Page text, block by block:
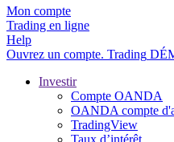
Mon compte
Trading en ligne
Help
Ouvrez un compte. Trading
Investir
Compte OANDA
OANDA compte
TradingView
Taux d’intérêt